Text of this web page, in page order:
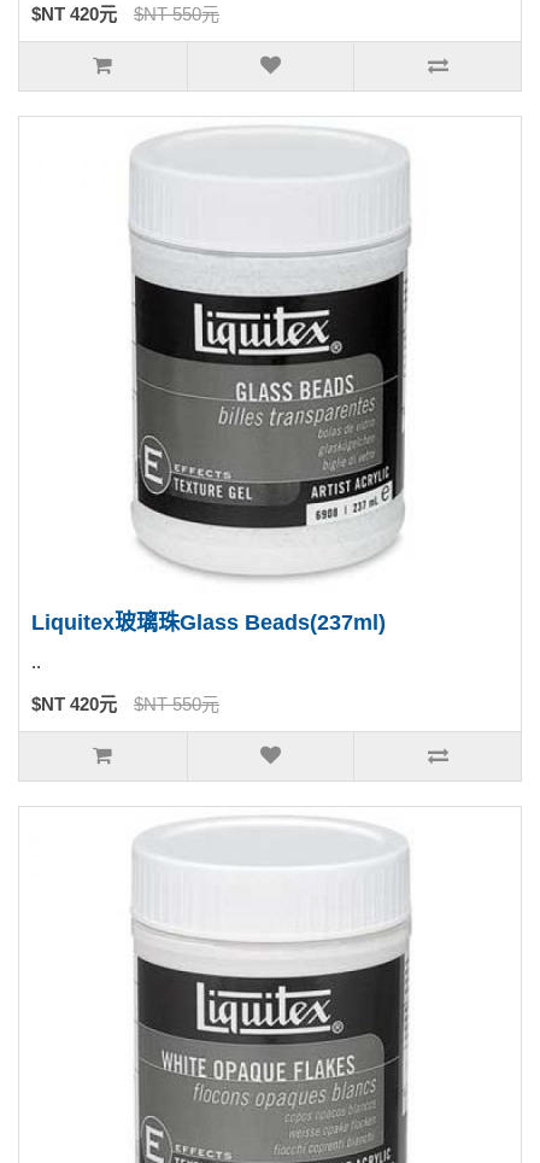
$NT 420元 $NT 550元
Liquitex玻璃珠Glass Beads(237ml)
..
$NT 420元 $NT 550元